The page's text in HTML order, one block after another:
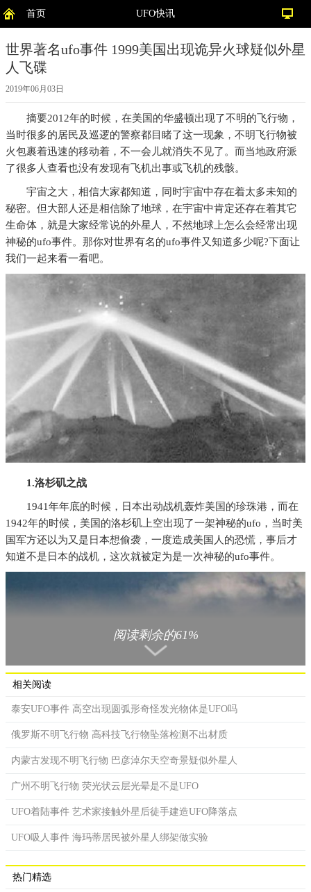
首页 UFO快讯
世界著名ufo事件 1999美国出现诡异火球疑似外星
人飞碟
2019年06月03日
摘要2012年的时候，在美国的华盛顿出现了不明的飞行物，
当时很多的居民及巡逻的警察都目睹了这一现象，不明飞行物被
火包裹着迅速的移动着，不一会儿就消失不见了。而当地政府派
了很多人查看也没有发现有飞机出事或飞机的残骸。
宇宙之大，相信大家都知道，同时宇宙中存在着太多未知的
秘密。但大部人还是相信除了地球，在宇宙中肯定还存在着其它
生命体，就是大家经常说的外星人，不然地球上怎么会经常出现
神秘的ufo事件。那你对世界有名的ufo事件又知道多少呢?下面让
我们一起来看一看吧。
1.洛杉矶之战
1941年年底的时候，日本出动战机轰炸美国的珍珠港，而在
1942年的时候，美国的洛杉矶上空出现了一架神秘的ufo，当时美
国军方还以为又是日本想偷袭，一度造成美国人的恐慌，事后才
知道不是日本的战机，这次就被定为是一次神秘的ufo事件。
2.科拉里斯UFO事件
1977年的时候，在巴西的一个叫科拉里斯岛上，有400多人目
员，准备实施拦截任务。据一些目击者称，飞行物向他们发射了
很强的光束体，有些人被射过身体，出现了大面积的灼伤。
阅读剩余的61%
相关阅读
泰安UFO事件 高空出现圆弧形奇怪发光物体是UFO吗
俄罗斯不明飞行物 高科技飞行物坠落检测不出材质
内蒙古发现不明飞行物 巴彦淖尔天空奇景疑似外星人
广州不明飞行物 荧光状云层光晕是不是UFO
UFO着陆事件 艺术家接触外星后徒手建造UFO降落点
UFO吸人事件 海玛蒂居民被外星人绑架做实验
热门精选